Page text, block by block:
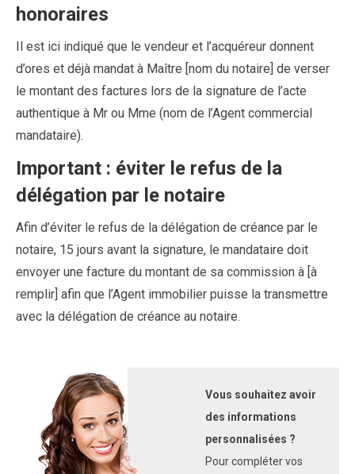
honoraires
Il est ici indiqué que le vendeur et l’acquéreur donnent
d’ores et déjà mandat à Maître [nom du notaire] de verser
le montant des factures lors de la signature de l’acte
authentique à Mr ou Mme (nom de l’Agent commercial
mandataire).
Important : éviter le refus de la
délégation par le notaire
Afin d’éviter le refus de la délégation de créance par le
notaire, 15 jours avant la signature, le mandataire doit
envoyer une facture du montant de sa commission à [à
remplir] afin que l’Agent immobilier puisse la transmettre
avec la délégation de créance au notaire.
Vous souhaitez avoir
des informations
personnalisées ?
Pour compléter vos